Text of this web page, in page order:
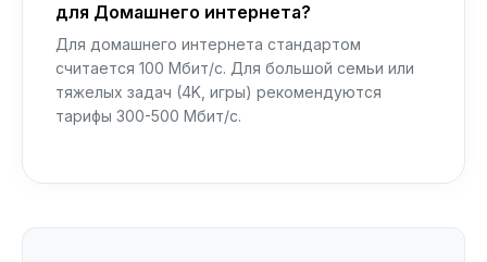
для Домашнего интернета?
Для домашнего интернета стандартом
считается 100 Мбит/с. Для большой семьи или
тяжелых задач (4K, игры) рекомендуются
тарифы 300-500 Мбит/с.